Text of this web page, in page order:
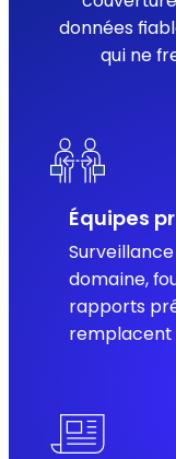
données
qui ne
Équipes
domaine,
rapports
remplacent